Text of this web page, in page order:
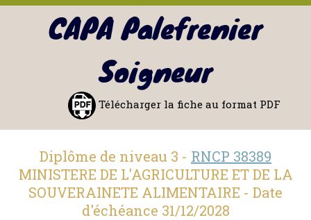
CAPA Palefrenier
Soigneur
Télécharger la fiche au format PDF
Diplôme de niveau 3 - RNCP 38389
MINISTERE DE L'AGRICULTURE ET DE LA
SOUVERAINETE ALIMENTAIRE - Date
d'échéance 31/12/2028